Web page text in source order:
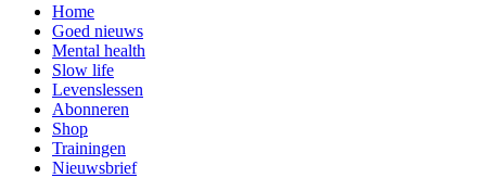
Home
Goed nieuws
Mental health
Slow life
Levenslessen
Abonneren
Shop
Trainingen
Nieuwsbrief